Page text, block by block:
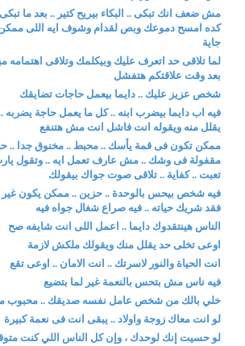
مش ضعف انك تبكى .. البكاء بيريح كتير .. بعد ما
كده امسح دموعك وبص لقدام وشوف ايه اللى ممكن
جاية
لما تلاقى حد اتعرف عليك وبيكلمك وتلاقى اهتمامه
بعد وقت علاقتكم هتفشل
شخص عزيز عليك .. دايما بيعمل حاجات تضايقك
فيه اب دايما بيضرب ابنه .. كل ما يعمل حاجة يضربه
يقلل منه ويقوله انت فاشل انت مش هتنفع
ممكن تكون فى قمة يأسك .. محبط .. مخنوق جدا ..
مقفولة فى وشك .. مش عارف تعمل ايه .. وتقول
تعبت .. كفاية .. تلاقى صوت جواك بيقولك
فيه شخص بيحس بالوحدة .. حزين .. ممكن يكون غير
فقد شريك حياته .. فيه صراع شغال جواه فيه
الناس هينتقدوك دايما .. اعمل اللى انت شايفه صح
اوعى تخلى حد يقلل منك ويقولك ملكش لازمة
انت الحياة والنور لاسرتك .. انت الامان .. اوعى تقع
فيه ناس مش بتحس بالنعمة غير لما بتضيع
خلي بالك من شخص عامل نفسه صديقك .. محبوب
لو انت معاك زوجة واولاد .. يبقى انت فى نعمة كبيرة
لو حسيت إنك لوحدك ، وإن كل الناس اللي كنت